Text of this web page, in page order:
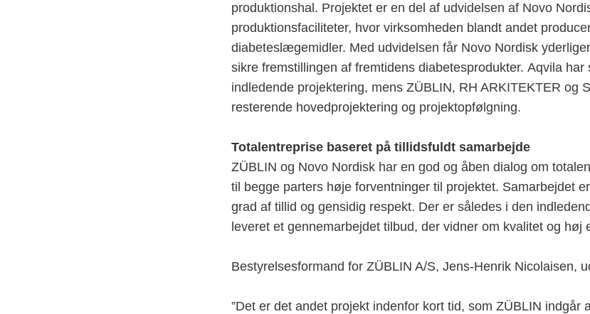
produktionshal. Projektet er en del af udvidelsen af Novo
produktionsfaciliteter, hvor virksomheden blandt andet
diabeteslægemidler. Med udvidelsen får Novo Nordisk
sikre fremstillingen af fremtidens diabetesprodukter. Aqvila har
indledende projektering, mens ZÜBLIN, RH ARKITEKTER og
resterende hovedprojektering og projektopfølgning.
Totalentreprise baseret på tillidsfuldt samarbejde
ZÜBLIN og Novo Nordisk har en god og åben dialog om
til begge parters høje forventninger til projektet. Samarbejdet
grad af tillid og gensidig respekt. Der er således i den
leveret et gennemarbejdet tilbud, der vidner om kvalitet og høj
Bestyrelsesformand for ZÜBLIN A/S, Jens-Henrik Nicolaisen,
”Det er det andet projekt indenfor kort tid, som ZÜBLIN indgår